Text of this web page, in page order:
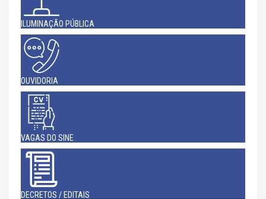
ILUMINAÇÃO PÚBLICA
OUVIDORIA
VAGAS DO SINE
DECRETOS / EDITAIS